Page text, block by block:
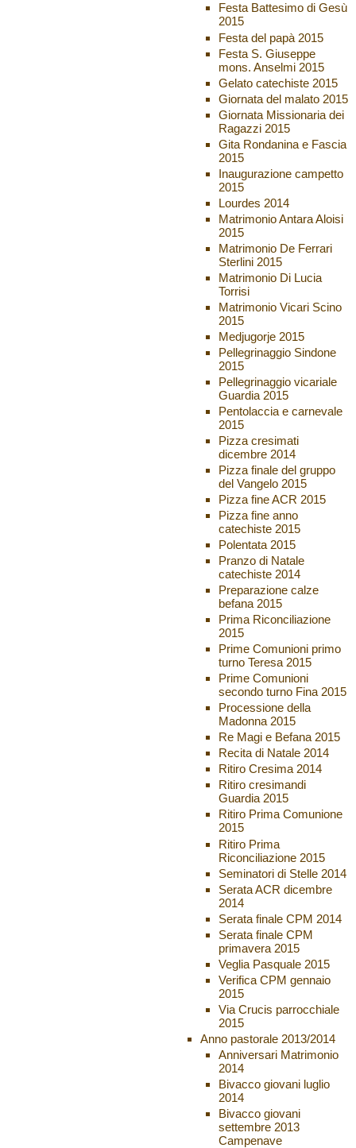
Festa Battesimo di Gesù
2015
Festa del papà 2015
Festa S. Giuseppe
mons. Anselmi 2015
Gelato catechiste 2015
Giornata del malato 2015
Giornata Missionaria dei
Ragazzi 2015
Gita Rondanina e Fascia
2015
Inaugurazione campetto
2015
Lourdes 2014
Matrimonio Antara Aloisi
2015
Matrimonio De Ferrari
Sterlini 2015
Matrimonio Di Lucia
Torrisi
Matrimonio Vicari Scino
2015
Medjugorje 2015
Pellegrinaggio Sindone
2015
Pellegrinaggio vicariale
Guardia 2015
Pentolaccia e carnevale
2015
Pizza cresimati
dicembre 2014
Pizza finale del gruppo
del Vangelo 2015
Pizza fine ACR 2015
Pizza fine anno
catechiste 2015
Polentata 2015
Pranzo di Natale
catechiste 2014
Preparazione calze
befana 2015
Prima Riconciliazione
2015
Prime Comunioni primo
turno Teresa 2015
Prime Comunioni
secondo turno Fina 2015
Processione della
Madonna 2015
Re Magi e Befana 2015
Recita di Natale 2014
Ritiro Cresima 2014
Ritiro cresimandi
Guardia 2015
Ritiro Prima Comunione
2015
Ritiro Prima
Riconciliazione 2015
Seminatori di Stelle 2014
Serata ACR dicembre
2014
Serata finale CPM 2014
Serata finale CPM
primavera 2015
Veglia Pasquale 2015
Verifica CPM gennaio
2015
Via Crucis parrocchiale
2015
Anno pastorale 2013/2014
Anniversari Matrimonio
2014
Bivacco giovani luglio
2014
Bivacco giovani
settembre 2013
Campenave